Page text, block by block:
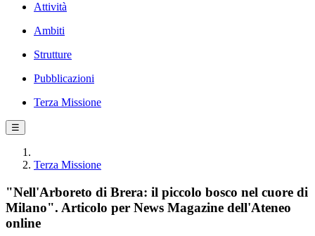
Attività
Ambiti
Strutture
Pubblicazioni
Terza Missione
☰
Terza Missione
"Nell'Arboreto di Brera: il piccolo bosco nel cuore di
Milano". Articolo per News Magazine dell'Ateneo
online